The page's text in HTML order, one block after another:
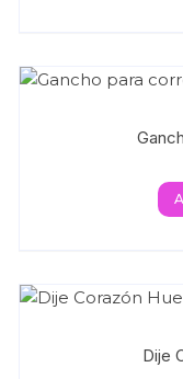
Dije